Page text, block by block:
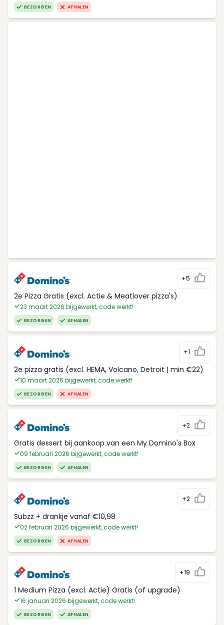
BEZORGEN AFHALEN
+5
2e Pizza Gratis (excl. Actie & Meatlover pizza's)
23 maart 2026 bijgewerkt, code werkt!
BEZORGEN AFHALEN
+1
2e pizza gratis (excl. HEMA, Volcano, Detroit | min €22)
10 maart 2026 bijgewerkt, code werkt!
BEZORGEN AFHALEN
+2
Gratis dessert bij aankoop van een My Domino's Box
09 februari 2026 bijgewerkt, code werkt!
BEZORGEN AFHALEN
+2
Subzz + drankje vanaf €10,98
02 februari 2026 bijgewerkt, code werkt!
BEZORGEN AFHALEN
+19
1 Medium Pizza (excl. Actie) Gratis (of upgrade)
16 januari 2026 bijgewerkt, code werkt!
BEZORGEN AFHALEN